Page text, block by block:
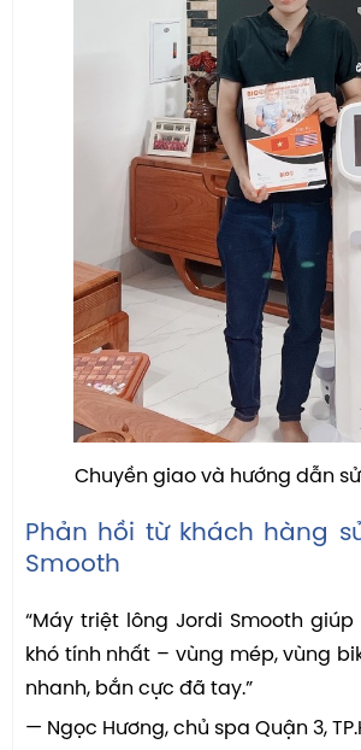
Chuyền giao và hướng dẫn
Phản hồi từ khách hàng
Smooth
“Máy triệt lông Jordi Smooth
khó tính nhất – vùng mép, vùng
nhanh, bắn cực đã tay.”
— Ngọc Hương, chủ spa Quận 3,